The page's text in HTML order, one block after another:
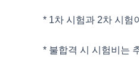
* 1차 시험과 2차 시험
* 불합격 시 시험비는